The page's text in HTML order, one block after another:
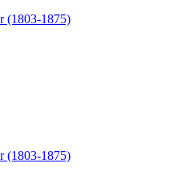
(1803-1875)
(1803-1875)